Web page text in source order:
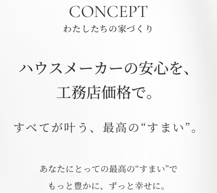
CONCEPT
わたしたちの家づくり
ハウスメーカーの安心を、
工務店価格で。
すべてが叶う、最高の“すまい”。
あなたにとっての最高の“すまい”で
もっと豊かに、ずっと幸せに。